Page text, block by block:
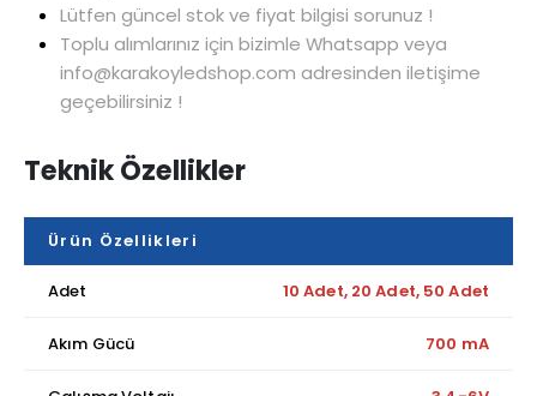
Lütfen güncel stok ve fiyat bilgisi sorunuz !
Toplu alımlarınız için bizimle Whatsapp veya
info@karakoyledshop.com adresinden iletişime
geçebilirsiniz !
Teknik Özellikler
Ürün Özellikleri
Adet 10 Adet, 20 Adet, 50 Adet
Akım Gücü 700 mA